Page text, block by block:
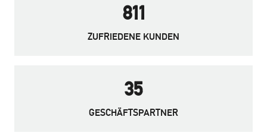
811
ZUFRIEDENE KUNDEN
35
GESCHÄFTSPARTNER